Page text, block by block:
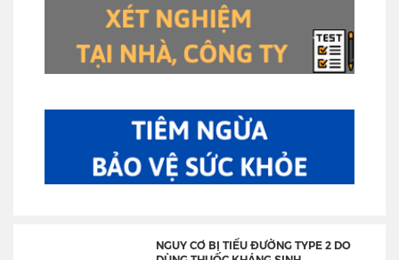
NGUY CƠ BỊ TIỂU ĐƯỜNG TYPE 2 DO